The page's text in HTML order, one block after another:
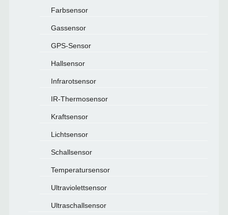
Farbsensor
Gassensor
GPS-Sensor
Hallsensor
Infrarotsensor
IR-Thermosensor
Kraftsensor
Lichtsensor
Schallsensor
Temperatursensor
Ultraviolettsensor
Ultraschallsensor